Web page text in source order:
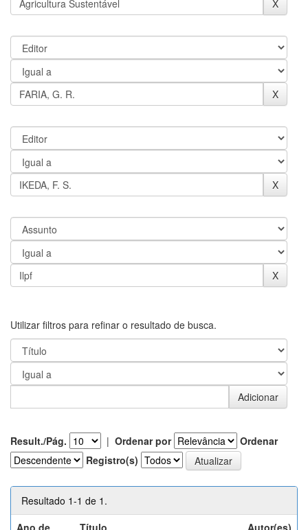
Utilizar filtros para refinar o resultado de busca.
Result./Pág. | Ordenar por
Ordenar
Registro(s)
Resultado 1-1 de 1.
Ano de
Título Autor(es)